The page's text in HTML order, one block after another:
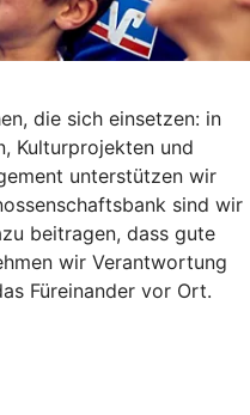
die sich einsetzen: in
Kulturprojekten und
unterstützen wir
sind wir
beitragen, dass gute
wir Verantwortung
Füreinander vor Ort.